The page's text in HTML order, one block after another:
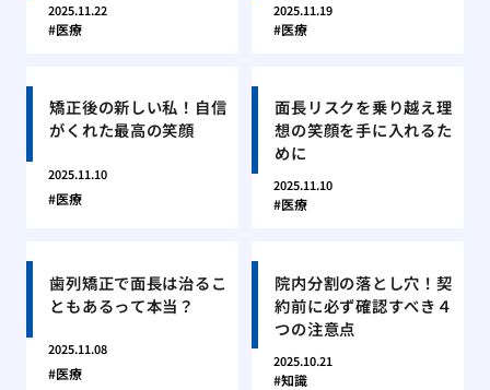
2025.11.22
医療
2025.11.19
医療
矯正後の新しい私！自信
がくれた最高の笑顔
2025.11.10
医療
面長リスクを乗り越え理
想の笑顔を手に入れるた
めに
2025.11.10
医療
歯列矯正で面長は治るこ
ともあるって本当？
2025.11.08
医療
院内分割の落とし穴！契
約前に必ず確認すべき４
つの注意点
2025.10.21
知識